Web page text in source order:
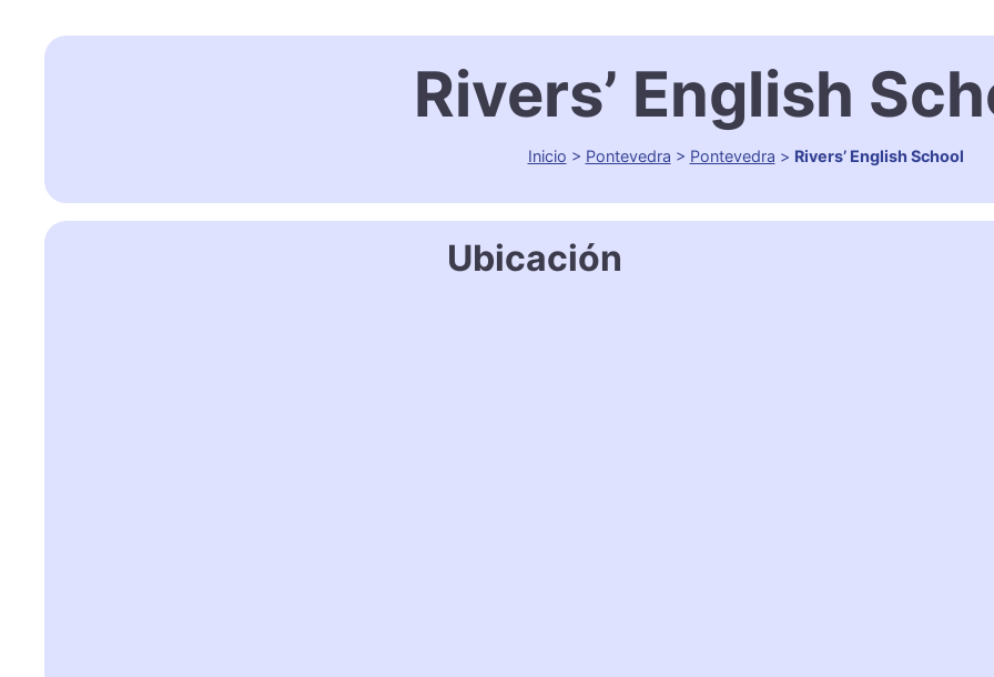
Rivers’ English
Inicio > Pontevedra > Pontevedra > Rivers’ English School
Ubicación